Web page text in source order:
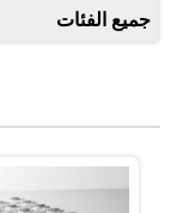
جميع الفئات